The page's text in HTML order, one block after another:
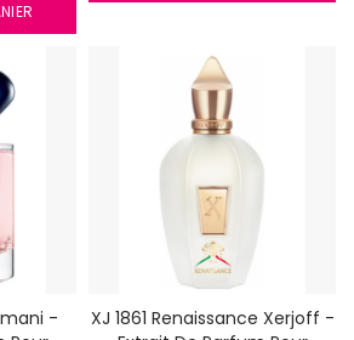
-
XJ 1861 Renaissance Xerjoff -